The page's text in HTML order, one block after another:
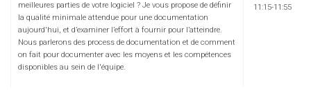
meilleures parties de votre logiciel ? Je vous propose de définir
la qualité minimale attendue pour une documentation
aujourd'hui, et d’examiner l’effort à fournir pour l’atteindre.
Nous parlerons des process de documentation et de comment
on fait pour documenter avec les moyens et les compétences
disponibles au sein de l'équipe.
11:15-11:55